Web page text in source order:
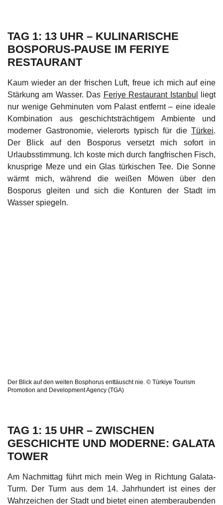
TAG 1: 13 UHR – KULINARISCHE
BOSPORUS-PAUSE IM FERIYE
RESTAURANT
Kaum wieder an der frischen Luft, freue ich mich auf eine
Stärkung am Wasser. Das Feriye Restaurant Istanbul
liegt
nur wenige Gehminuten vom Palast entfernt – eine ideale
Kombination aus geschichtsträchtigem Ambiente und
moderner Gastronomie, vielerorts typisch für die Türkei.
Der Blick auf den Bosporus versetzt mich sofort in
Urlaubsstimmung. Ich koste mich durch fangfrischen Fisch,
knusprige Meze und ein Glas türkischen Tee. Die Sonne
wärmt mich, während die weißen Möwen über den
Bosporus gleiten und sich die Konturen der Stadt im
Wasser spiegeln.
Der Blick auf den weiten Bosphorus enttäuscht nie. © Türkiye Tourism
Promotion and Development Agency (TGA)
TAG 1: 15 UHR – ZWISCHEN
GESCHICHTE UND MODERNE: GALATA
TOWER
Am Nachmittag führt mich mein Weg in Richtung Galata-
Turm. Der Turm aus dem 14. Jahrhundert ist eines der
Wahrzeichen der Stadt und bietet einen atemberaubenden